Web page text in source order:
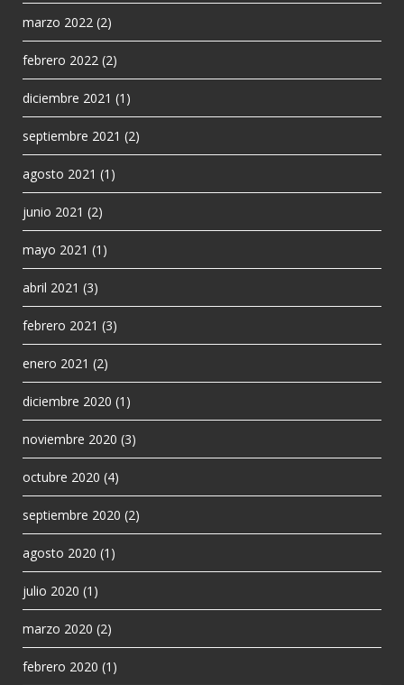
marzo 2022 (2)
febrero 2022 (2)
diciembre 2021 (1)
septiembre 2021 (2)
agosto 2021 (1)
junio 2021 (2)
mayo 2021 (1)
abril 2021 (3)
febrero 2021 (3)
enero 2021 (2)
diciembre 2020 (1)
noviembre 2020 (3)
octubre 2020 (4)
septiembre 2020 (2)
agosto 2020 (1)
julio 2020 (1)
marzo 2020 (2)
febrero 2020 (1)